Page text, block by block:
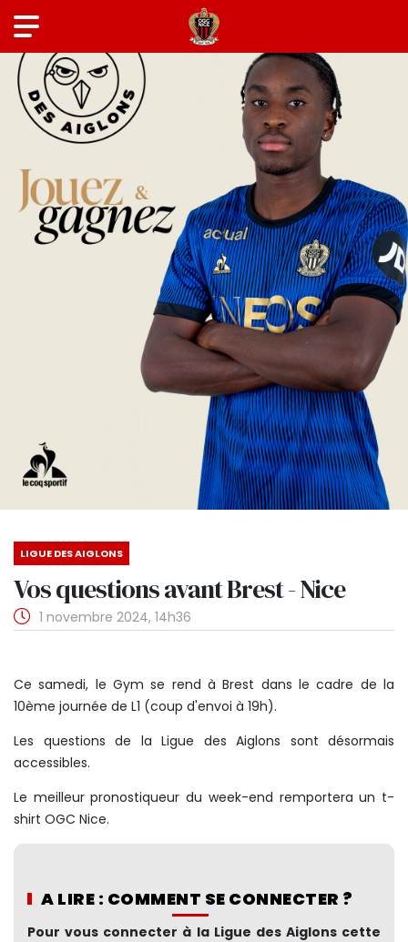
LIGUE DES AIGLONS
Vos questions avant Brest - Nice
1 novembre 2024, 14h36
Ce samedi, le Gym se rend à Brest dans le cadre de la
10ème journée de L1 (coup d'envoi à 19h).
Les questions de la Ligue des Aiglons sont désormais
accessibles.
Le meilleur pronostiqueur du week-end remportera un t-
shirt OGC Nice.
A LIRE : COMMENT SE CONNECTER ?
Pour vous connecter à la Ligue des Aiglons cette